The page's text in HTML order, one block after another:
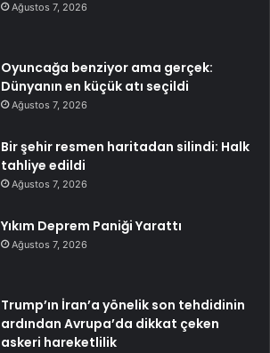
Ağustos 7, 2026
Oyuncağa benziyor ama gerçek:
Dünyanın en küçük atı seçildi
Ağustos 7, 2026
Bir şehir resmen haritadan silindi: Halk
tahliye edildi
Ağustos 7, 2026
Yıkım Deprem Paniği Yarattı
Ağustos 7, 2026
Trump’ın İran’a yönelik son tehdidinin
ardından Avrupa’da dikkat çeken
askeri hareketlilik